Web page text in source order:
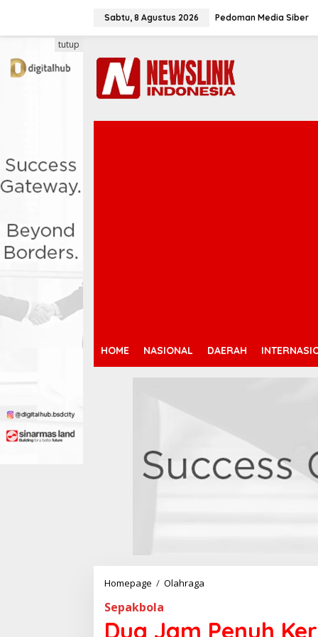
Sabtu, 8 Agustus 2026 Pedoman Media Siber
HOME NASIONAL DAERAH
tutup
Homepage / Olahraga
Sepakbola
Dua Jam Penuh